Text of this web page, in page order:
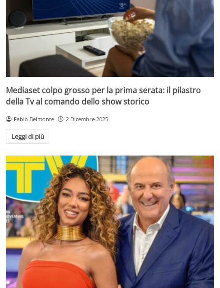
Mediaset colpo grosso per la prima serata: il pilastro
della Tv al comando dello show storico
Fabio Belmonte 2 Dicembre 2025
Leggi di più